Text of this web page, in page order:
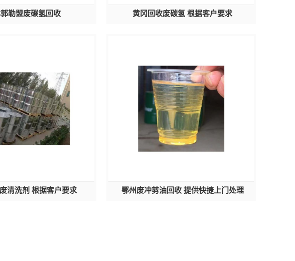
勒盟废碳氢回收 黄冈回收废碳氢 根据客户要求
清洗剂 根据客户要求 鄂州废冲剪油回收 提供快捷上门处理